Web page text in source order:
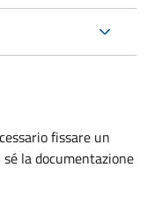
fissare un
la documentazione